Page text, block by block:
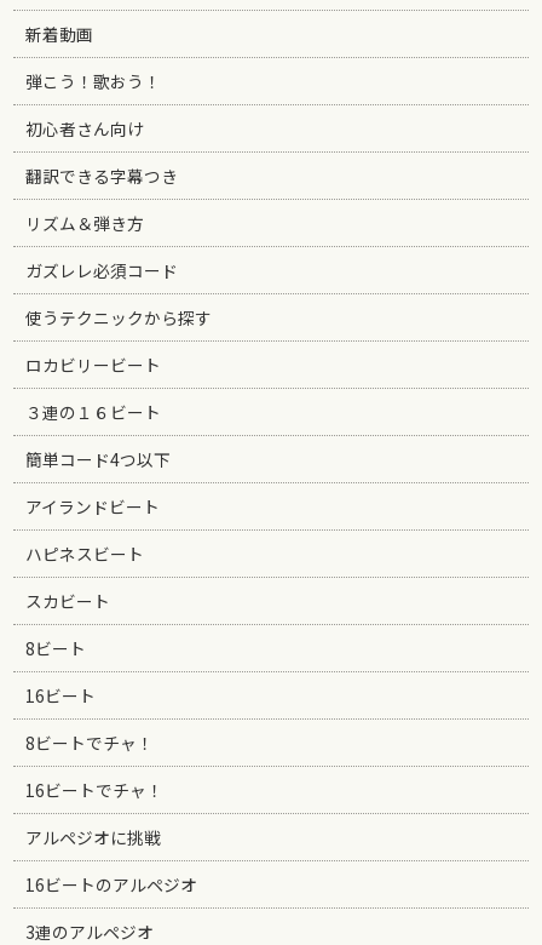
新着動画
弾こう！歌おう！
初心者さん向け
翻訳できる字幕つき
リズム＆弾き方
ガズレレ必須コード
使うテクニックから探す
ロカビリービート
３連の１６ビート
簡単コード4つ以下
アイランドビート
ハピネスビート
スカビート
8ビート
16ビート
8ビートでチャ！
16ビートでチャ！
アルペジオに挑戦
16ビートのアルペジオ
3連のアルペジオ